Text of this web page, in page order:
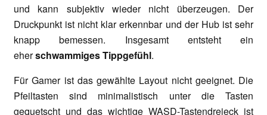
und kann subjektiv wieder nicht überzeugen. Der
Druckpunkt ist nicht klar erkennbar und der Hub ist sehr
knapp bemessen. Insgesamt entsteht ein
eherschwammiges Tippgefühl.
Für Gamer ist das gewählte Layout nicht geeignet. Die
Pfeiltasten sind minimalistisch unter die Tasten
gequetscht und das wichtige WASD-Tastendreieck ist